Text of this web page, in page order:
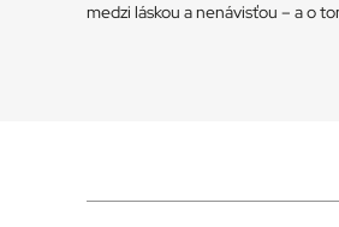
medzi láskou a nenávisťou – a o